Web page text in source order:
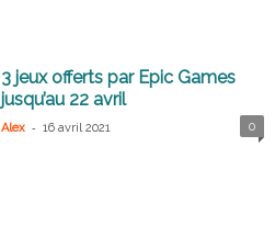
3 jeux offerts par Epic Games
jusqu’au 22 avril
Alex - 16 avril 2021 0